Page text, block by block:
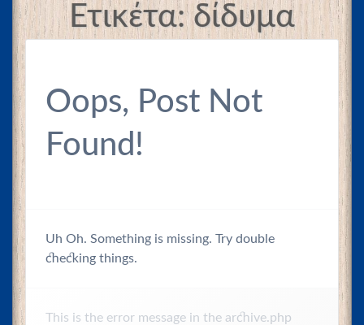
Ετικέτα:δίδυμα
Oops, Post Not
Found!
Uh Oh. Something is missing. Try double
checking things.
This is the error message in the archive.php